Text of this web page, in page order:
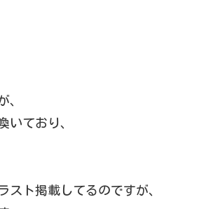
、
いており、
スト掲載してるのですが、